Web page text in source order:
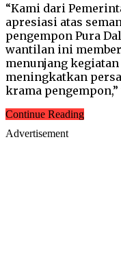
“Kami dari
apresiasi atas
pengempon Pura
wantilan ini
menunjang kegiatan
meningkatkan
krama
Continue Reading
Advertisement